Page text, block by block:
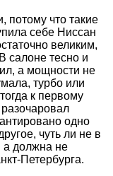
потому что такие
себе Ниссан
великим,
салоне тесно и
а мощности не
турбо или
к первому
одно
чуть ли не в
а должна не
Петербурга.